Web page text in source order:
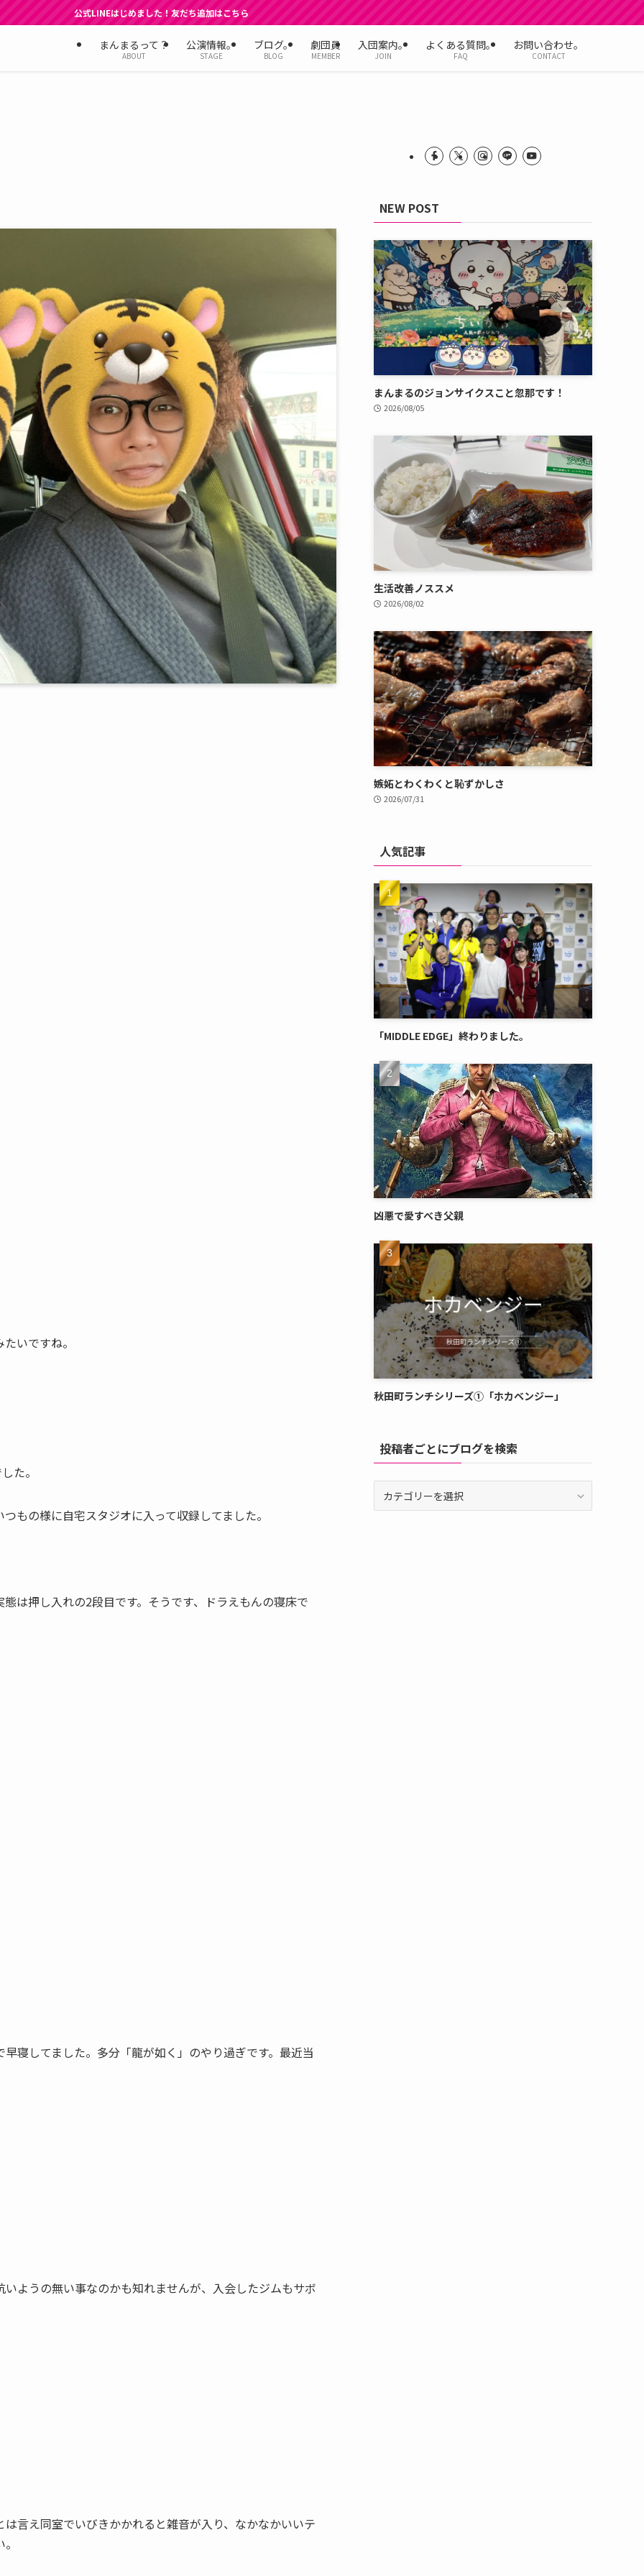
公式LINEはじめました！友だち追加はこちら
まんまるって？
ABOUT
公演情報。
STAGE
ブログ。
BLOG
劇団員
MEMBER
入団案内。
JOIN
よくある質問。
FAQ
お問い合わせ。
CONTACT
いですね。
た。
もの様に自宅スタジオに入って収録してました。
は押し入れの2段目です。そうです、ドラえもんの寝床で
寝してました。多分「龍が如く」のやり過ぎです。最近当
ようの無い事なのかも知れませんが、入会したジムもサボ
言え同室でいびきかかれると雑音が入り、なかなかいいテ
NEW POST
まんまるのジョンサイクスこと忽那です！
2026/08/05
生活改善ノススメ
2026/08/02
嫉妬とわくわくと恥ずかしさ
2026/07/31
人気記事
「MIDDLE EDGE」終わりました。
凶悪で愛すべき父親
秋田町ランチシリーズ①「ホカベンジー」
投稿者ごとにブログを検索